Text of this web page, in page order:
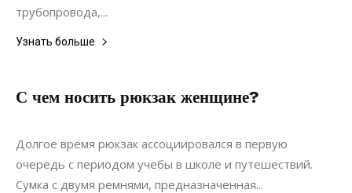
трубопровода,...
Узнать больше
С чем носить рюкзак женщине?
18.09.2020
Долгое время рюкзак ассоциировался в первую
очередь с периодом учебы в школе и путешествий.
Сумка с двумя ремнями, предназначенная...